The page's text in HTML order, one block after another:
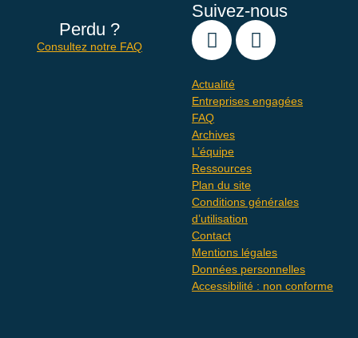
Perdu ?
Consultez notre FAQ
Suivez-nous
Actualité
Entreprises engagées
FAQ
Archives
L’équipe
Ressources
Plan du site
Conditions générales
d’utilisation
Contact
Mentions légales
Données personnelles
Accessibilité : non conforme